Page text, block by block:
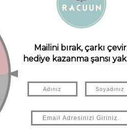
Mama Yoyo Baby & Kids
₺375,00
SEPETE EKLE